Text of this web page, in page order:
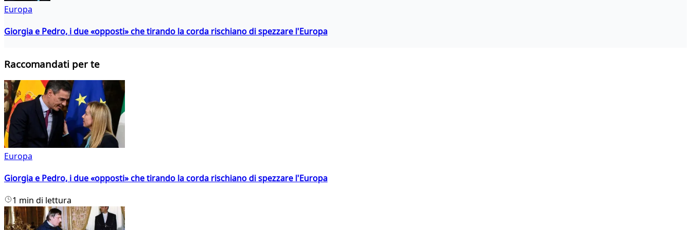
Europa
Giorgia e Pedro, i due «opposti» che tirando la corda rischiano di spezzare l'Europa
Raccomandati per te
Europa
Giorgia e Pedro, i due «opposti» che tirando la corda rischiano di spezzare l'Europa
1 min di lettura